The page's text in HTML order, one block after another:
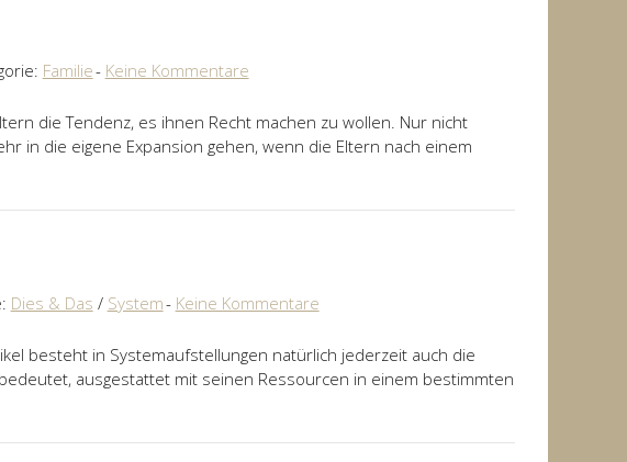
Familie Keine Kommentare
die Tendenz, es ihnen Recht machen zu wollen. Nur nicht
in die eigene Expansion gehen, wenn die Eltern nach einem
Dies & Das / System Keine Kommentare
besteht in Systemaufstellungen natürlich jederzeit auch die
ausgestattet mit seinen Ressourcen in einem bestimmten